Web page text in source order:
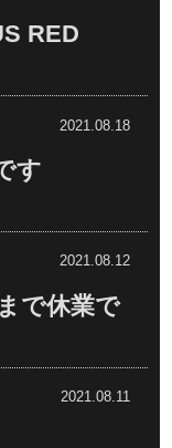
RED
2021.08.18
す
2021.08.12
で休業で
2021.08.11